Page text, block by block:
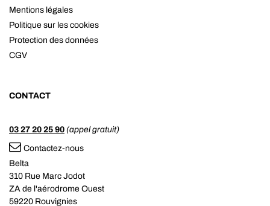
Mentions légales
Politique sur les cookies
Protection des données
CGV
CONTACT
03 27 20 25 90 (appel gratuit)
Contactez-nous
Belta
310 Rue Marc Jodot
ZA de l'aérodrome Ouest
59220 Rouvignies